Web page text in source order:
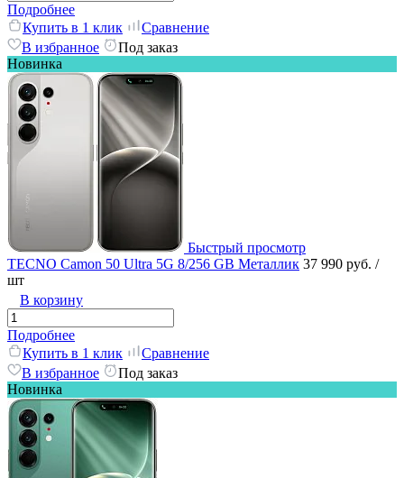
Подробнее
Купить в 1 клик
Сравнение
В избранное
Под заказ
Новинка
Быстрый просмотр
TECNO Camon 50 Ultra 5G 8/256 GB Металлик 37 990 руб. /
шт
В корзину
Подробнее
Купить в 1 клик
Сравнение
В избранное
Под заказ
Новинка